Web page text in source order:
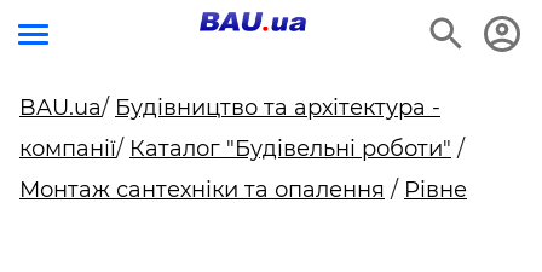
BAU.ua/ Будівництво та архітектура -
компанії/ Каталог "Будівельні роботи" /
Монтаж сантехніки та опалення / Рівне